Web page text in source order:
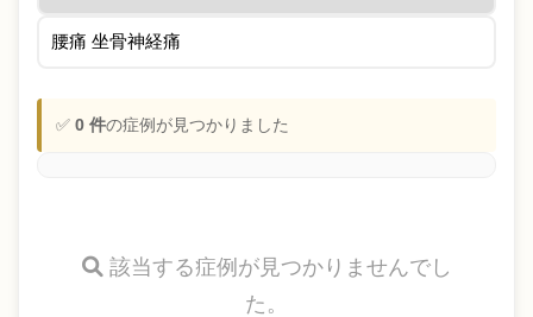
✅ 0 件の症例が見つかりました
該当する症例が見つかりませんでし
た。